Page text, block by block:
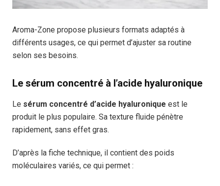
Aroma-Zone propose plusieurs formats adaptés à
différents usages, ce qui permet d’ajuster sa routine
selon ses besoins.
Le sérum concentré à l’acide hyaluronique
Le sérum concentré d’acide hyaluronique est le
produit le plus populaire. Sa texture fluide pénètre
rapidement, sans effet gras.
D’après la fiche technique, il contient des poids
moléculaires variés, ce qui permet :